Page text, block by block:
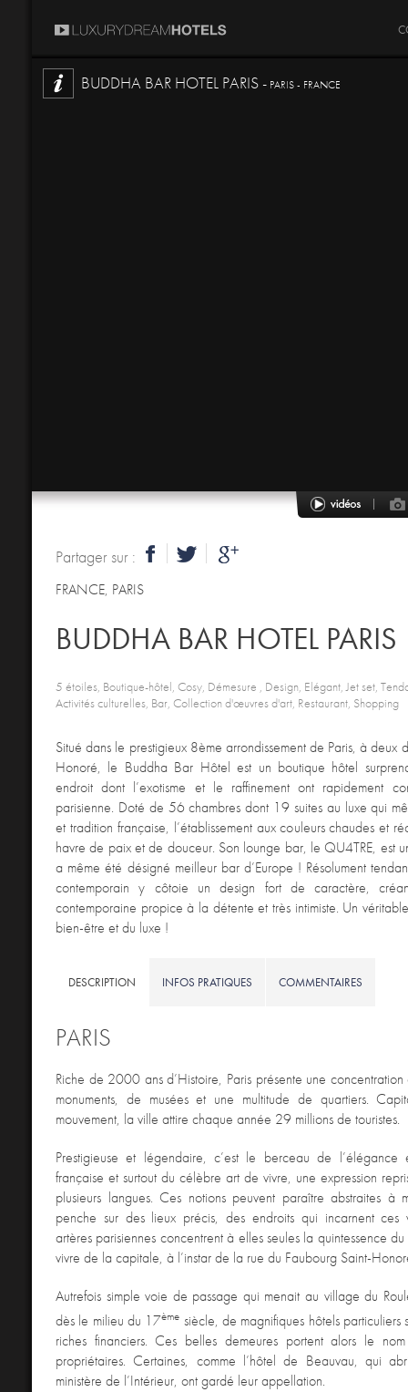
BUDDHA BAR HOTEL PARIS - PARIS - FRANCE
Partager sur :
FRANCE, PARIS
BUDDHA BAR HOTEL PARIS
5 étoiles, Boutique-hôtel, Cosy, Démesure , Design, Elégant, Jet set,
Activités culturelles, Bar, Collection d'œuvres d'art, Restaurant, Shopping
Situé dans le prestigieux 8ème arrondissement de Paris, à deux
Honoré, le Buddha Bar Hôtel est un boutique hôtel
endroit dont l’exotisme et le raffinement ont rapidement
parisienne. Doté de 56 chambres dont 19 suites au luxe qui
et tradition française, l’établissement aux couleurs chaudes et
havre de paix et de douceur. Son lounge bar, le QU4TRE, est
a même été désigné meilleur bar d’Europe ! Résolument
contemporain y côtoie un design fort de caractère,
contemporaine propice à la détente et très intimiste. Un
bien-être et du luxe !
DESCRIPTION INFOS PRATIQUES COMMENTAIRES
PARIS
Riche de 2000 ans d’Histoire, Paris présente une
monuments, de musées et une multitude de quartiers.
mouvement, la ville attire chaque année 29 millions de touristes.
Prestigieuse et légendaire, c’est le berceau de
française et surtout du célèbre art de vivre, une expression
plusieurs langues. Ces notions peuvent paraître abstraites à
penche sur des lieux précis, des endroits qui incarnent ces
artères parisiennes concentrent à elles seules la quintessence
vivre de la capitale, à l’instar de la rue du Faubourg Saint-
Autrefois simple voie de passage qui menait au village du
dès le milieu du 17ème siècle, de magnifiques hôtels particuliers
riches financiers. Ces belles demeures portent alors le
propriétaires. Certaines, comme l’hôtel de Beauvau, qui
ministère de l’Intérieur, ont gardé leur appellation.